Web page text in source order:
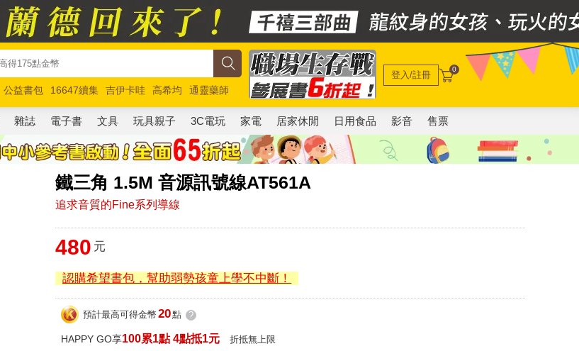
公益書包 16647續集 吉伊卡哇 高希均
通靈藥師
馬斯克 玩具總動員5 超慢跑
登入/註冊 0
雜誌 電子書 文具 玩具親子 3C電玩 家電 居家休閒 日用食品 影音 售票
鐵三角 1.5M 音源訊號線AT561A
追求音質的Fine系列導線
480 元
認購希望書包，幫助弱勢孩童上學不中斷！
預計最高可得金幣 20點 ?
HAPPY GO享100累1點 4點抵1元 折抵無上限